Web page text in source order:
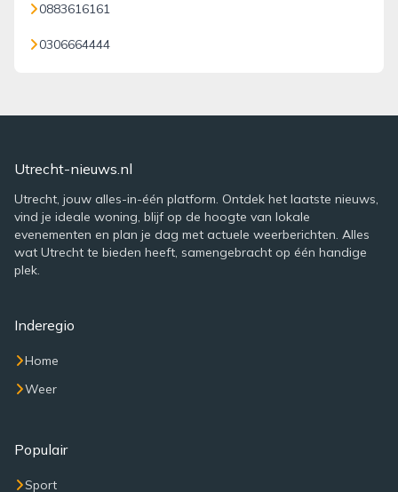
0883616161
0306664444
Utrecht-nieuws.nl
Utrecht, jouw alles-in-één platform. Ontdek het laatste nieuws,
vind je ideale woning, blijf op de hoogte van lokale
evenementen en plan je dag met actuele weerberichten. Alles
wat Utrecht te bieden heeft, samengebracht op één handige
plek.
Inderegio
Home
Weer
Populair
Sport